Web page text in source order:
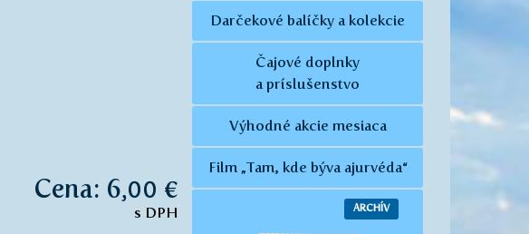
Cena: 6,00 €
s DPH
Darčekové balíčky a kolekcie
Čajové doplnky
a príslušenstvo
Výhodné akcie mesiaca
Film „Tam, kde býva ajurvéda“
ARCHÍV